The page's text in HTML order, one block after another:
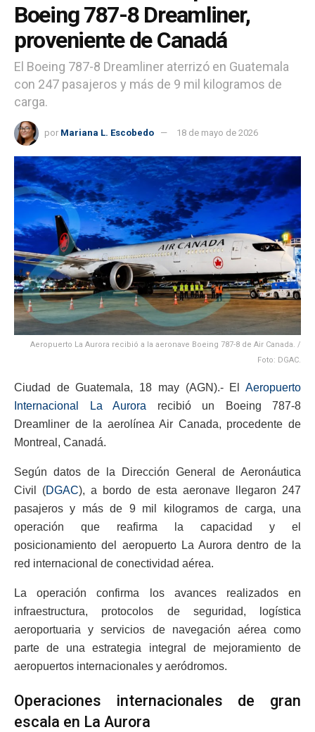
Boeing 787-8 Dreamliner,
proveniente de Canadá
El Boeing 787-8 Dreamliner aterrizó en Guatemala
con 247 pasajeros y más de 9 mil kilogramos de
carga.
por Mariana L. Escobedo 18 de mayo de 2026
Aeropuerto La Aurora recibió a la aeronave Boeing 787-8 de Air Canada. /
Foto: DGAC.
Ciudad de Guatemala, 18 may (AGN).- El Aeropuerto
Internacional La Aurora recibió un Boeing 787-8
Dreamliner de la aerolínea Air Canada, procedente de
Montreal, Canadá.
Según datos de la Dirección General de Aeronáutica
Civil (DGAC), a bordo de esta aeronave llegaron 247
pasajeros y más de 9 mil kilogramos de carga, una
operación que reafirma la capacidad y el
posicionamiento del aeropuerto La Aurora dentro de la
red internacional de conectividad aérea.
La operación confirma los avances realizados en
infraestructura, protocolos de seguridad, logística
aeroportuaria y servicios de navegación aérea como
parte de una estrategia integral de mejoramiento de
aeropuertos internacionales y aeródromos.
Operaciones internacionales de gran
escala en La Aurora